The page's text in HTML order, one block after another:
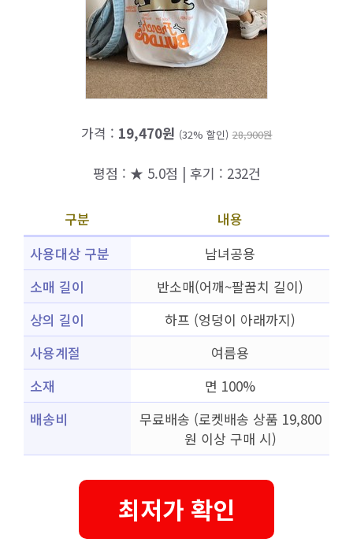
가격 : 19,470원 (32% 할인) 28,900원
평점 : ★ 5.0점 | 후기 : 232건
구분
내용
사용대상 구분
남녀공용
소매 길이
반소매(어깨~팔꿈치 길이)
상의 길이
하프 (엉덩이 아래까지)
사용계절
여름용
소재
면 100%
배송비
무료배송 (로켓배송 상품 19,800
원 이상 구매 시)
최저가 확인